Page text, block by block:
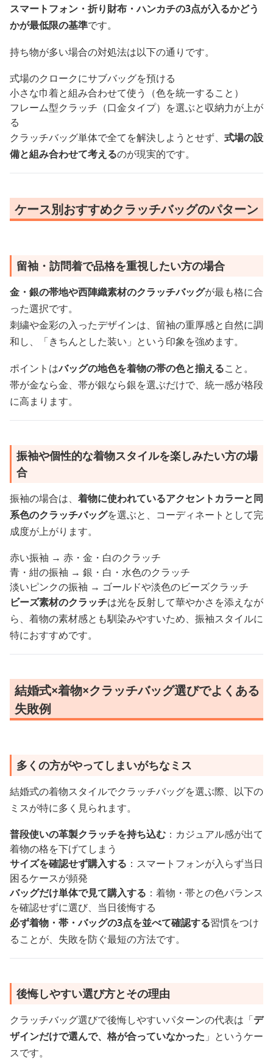
スマートフォン・折り財布・ハンカチの3点が入るかどう
かが最低限の基準です。
持ち物が多い場合の対処法は以下の通りです。
式場のクロークにサブバッグを預ける
小さな巾着と組み合わせて使う（色を統一すること）
フレーム型クラッチ（口金タイプ）を選ぶと収納力が上が
る
クラッチバッグ単体で全てを解決しようとせず、 式場の設
備と組み合わせて考えるのが現実的です。
ケース別おすすめクラッチバッグのパターン
留袖・訪問着で品格を重視したい方の場合
金・銀の帯地や西陣織素材のクラッチバッグが最も格に合
った選択です。
刺繍や金彩の入ったデザインは、留袖の重厚感と自然に調
和し、「きちんとした装い」という印象を強めます。
ポイントはバッグの地色を着物の帯の色と揃えること。
帯が金なら金、帯が銀なら銀を選ぶだけで、統一感が格段
に高まります。
振袖や個性的な着物スタイルを楽しみたい方の場
合
振袖の場合は、 着物に使われているアクセントカラーと同
系色のクラッチバッグを選ぶと、コーディネートとして完
成度が上がります。
赤い振袖 → 赤・金・白のクラッチ
青・紺の振袖 → 銀・白・水色のクラッチ
淡いピンクの振袖 → ゴールドや淡色のビーズクラッチ
ビーズ素材のクラッチは光を反射して華やかさを添えなが
ら、着物の素材感とも馴染みやすいため、振袖スタイルに
特におすすめです。
結婚式×着物×クラッチバッグ選びでよくある
失敗例
多くの方がやってしまいがちなミス
結婚式の着物スタイルでクラッチバッグを選ぶ際、以下の
ミスが特に多く見られます。
普段使いの革製クラッチを持ち込む ：カジュアル感が出て
着物の格を下げてしまう
サイズを確認せず購入する ：スマートフォンが入らず当日
困るケースが頻発
バッグだけ単体で見て購入する ：着物・帯との色バランス
を確認せずに選び、当日後悔する
必ず着物・帯・バッグの3点を並べて確認する習慣をつけ
ることが、失敗を防ぐ最短の方法です。
後悔しやすい選び方とその理由
クラッチバッグ選びで後悔しやすいパターンの代表は「デ
ザインだけで選んで、格が合っていなかった 」というケー
スです。